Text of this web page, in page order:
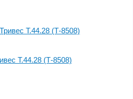
Т.44.28 (Т-8508)